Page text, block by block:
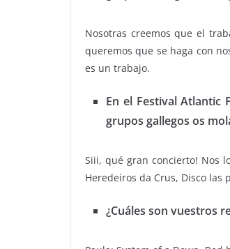
Nosotras creemos que el
queremos que se haga con
es un trabajo.
En el Festival Atlantic
grupos gallegos os
Siii, qué gran concierto! Nos
Heredeiros da Crus, Disco las
¿Cuáles son vuestros